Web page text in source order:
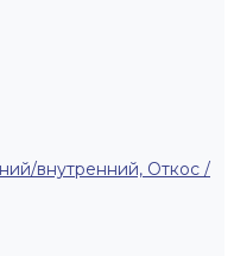
внутренний, Откос /